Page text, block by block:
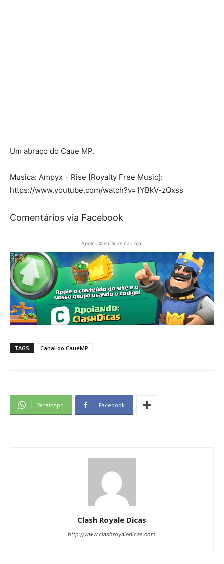
Um abraço do Caue MP.
Musica: Ampyx – Rise [Royalty Free Music]:
https://www.youtube.com/watch?v=1YBkV-zQxss
Comentários via Facebook
Apoie ClashDicas na Loja!
TAGS Canal do CaueMP
WhatsApp Facebook
Clash Royale Dicas
http://www.clashroyaledicas.com